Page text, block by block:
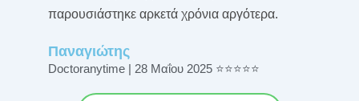
παρουσιάστηκε αρκετά χρόνια αργότερα.
Παναγιώτης
Doctoranytime | 28 Μαΐου 2025 ⭐⭐⭐⭐⭐